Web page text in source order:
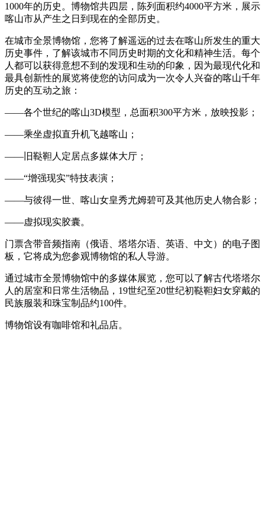
1000年的历史。博物馆共四层，陈列面积约4000平方米，展示
喀山市从产生之日到现在的全部历史。
在城市全景博物馆，您将了解遥远的过去在喀山所发生的重大
历史事件，了解该城市不同历史时期的文化和精神生活。每个
人都可以获得意想不到的发现和生动的印象，因为最现代化和
最具创新性的展览将使您的访问成为一次令人兴奋的喀山千年
历史的互动之旅：
——各个世纪的喀山3D模型，总面积300平方米，放映投影；
——乘坐虚拟直升机飞越喀山；
——旧鞑靼人定居点多媒体大厅；
——“增强现实”特技表演；
——与彼得一世、喀山女皇秀尤姆碧可及其他历史人物合影；
——虚拟现实胶囊。
门票含带音频指南（俄语、塔塔尔语、英语、中文）的电子图
板，它将成为您参观博物馆的私人导游。
通过城市全景博物馆中的多媒体展览，您可以了解古代塔塔尔
人的居室和日常生活物品，19世纪至20世纪初鞑靼妇女穿戴的
民族服装和珠宝制品约100件。
博物馆设有咖啡馆和礼品店。